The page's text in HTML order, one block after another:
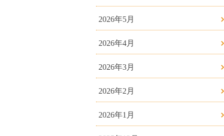
2026年5月
2026年4月
2026年3月
2026年2月
2026年1月